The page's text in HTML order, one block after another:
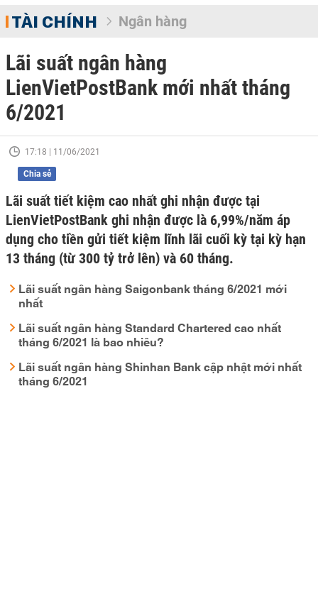
TÀI CHÍNH Ngân hàng
Lãi suất ngân hàng
LienVietPostBank mới nhất tháng
6/2021
17:18 | 11/06/2021
Chia sẻ
Lãi suất tiết kiệm cao nhất ghi nhận được tại
LienVietPostBank ghi nhận được là 6,99%/năm áp
dụng cho tiền gửi tiết kiệm lĩnh lãi cuối kỳ tại kỳ hạn
13 tháng (từ 300 tỷ trở lên) và 60 tháng.
Lãi suất ngân hàng Saigonbank tháng 6/2021 mới
nhất
Lãi suất ngân hàng Standard Chartered cao nhất
tháng 6/2021 là bao nhiêu?
Lãi suất ngân hàng Shinhan Bank cập nhật mới nhất
tháng 6/2021